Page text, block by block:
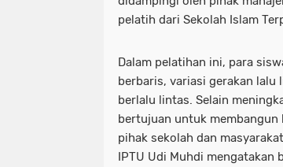
pelatih dari Sekolah Islam
Dalam pelatihan ini, para
berbaris, variasi gerakan
berlalu lintas. Selain
bertujuan untuk membangun
pihak sekolah dan masyarakat.
IPTU Udi Muhdi mengatakan